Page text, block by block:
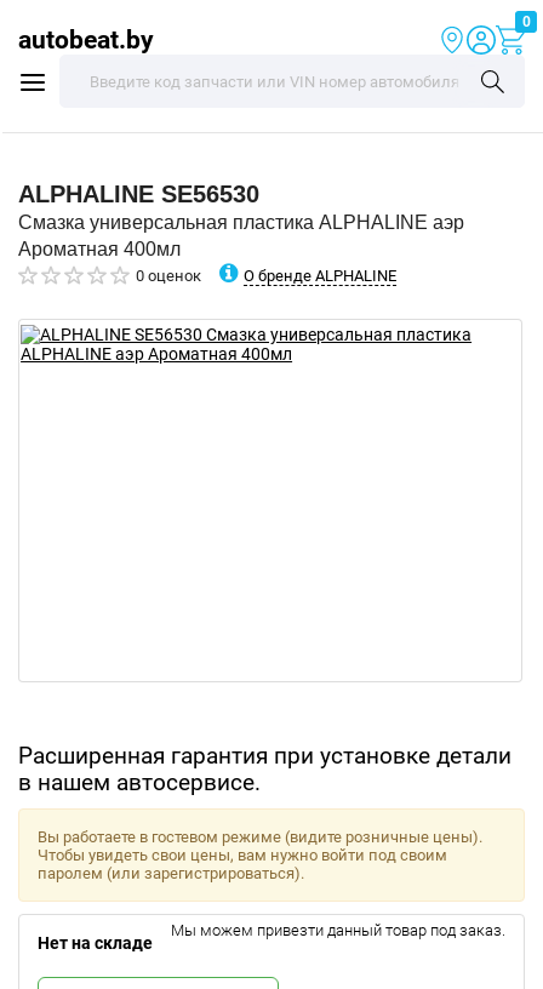
autobeat.by
0
ALPHALINE SE56530
Смазка универсальная пластика ALPHALINE аэр
Ароматная 400мл
0 оценок О бренде ALPHALINE
Расширенная гарантия при установке детали
в нашем автосервисе.
Вы работаете в гостевом режиме (видите розничные цены).
Чтобы увидеть свои цены, вам нужно войти под своим
паролем (или зарегистрироваться).
Нет на складе
Мы можем привезти данный товар под заказ.